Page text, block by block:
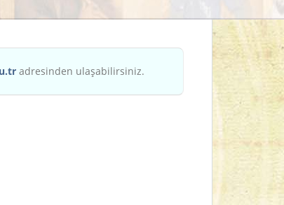
adresinden ulaşabilirsiniz.